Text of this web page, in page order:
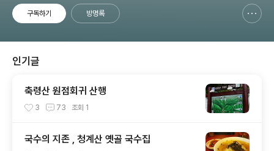
구독하기 방명록
인기글
축령산 원점회귀 산행
3 73 조회 1
국수의 지존 , 청계산 옛골 국수집